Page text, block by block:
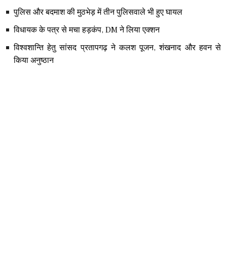
पुलिस और बदमाश की मुठभेड़ में तीन पुलिसवाले भी हुए घायल
विधायक के पत्र से मचा हड़कंप, DM ने लिया एक्शन
विश्वशान्ति हेतु सांसद प्रतापगढ़ ने कलश पूजन, शंखनाद और हवन से
किया अनुष्ठान